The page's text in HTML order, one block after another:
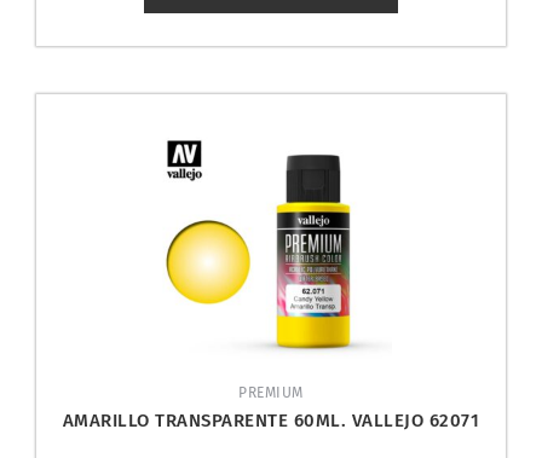
PREMIUM
AMARILLO TRANSPARENTE 60ML. VALLEJO 62071